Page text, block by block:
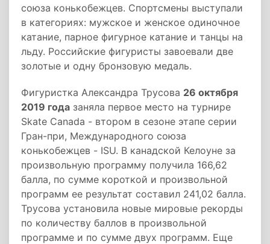
союза конькобежцев. Спортсмены выступали
в категориях: мужское и женское одиночное
катание, парное фигурное катание и танцы на
льду. Российские фигуристы завоевали две
золотые и одну бронзовую медаль.
Фигуристка Александра Трусова 26 октября
2019 года заняла первое место на турнире
Skate Canada - втором в сезоне этапе серии
Гран-при, Международного союза
конькобежцев - ISU. В канадской Келоуне за
произвольную программу получила 166,62
балла, по сумме короткой и произвольной
программ ее результат составил 241,02 балла.
Трусова установила новые мировые рекорды
по количеству баллов в произвольной
программе и по сумме двух программ. Еще